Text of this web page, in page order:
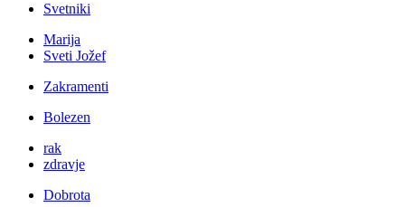
Svetniki
Marija
Sveti Jožef
Zakramenti
Bolezen
rak
zdravje
Dobrota